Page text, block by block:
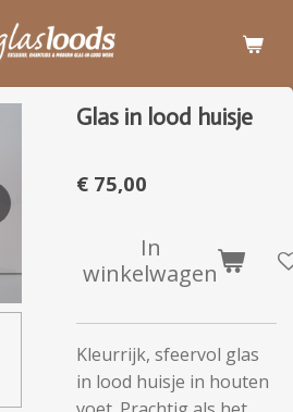
Glas in lood huisje
€ 75,00
In
winkelwagen
Kleurrijk, sfeervol glas
in lood huisje in houten